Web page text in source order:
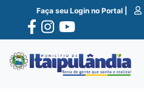
Ir para o conte�do
Ir para o fim do conte�do
Faça seu Login no Portal |